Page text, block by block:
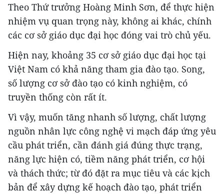
Theo Thứ trưởng Hoàng Minh Sơn, để thực hiện
nhiệm vụ quan trọng này, không ai khác, chính
các cơ sở giáo dục đại học đóng vai trò chủ yếu.
Hiện nay, khoảng 35 cơ sở giáo dục đại học tại
Việt Nam có khả năng tham gia đào tạo. Song,
số lượng cơ sở đào tạo có kinh nghiệm, có
truyền thống còn rất ít.
Vì vậy, muốn tăng nhanh số lượng, chất lượng
nguồn nhân lực công nghệ vi mạch đáp ứng yêu
cầu phát triển, cần đánh giá đúng thực trạng,
năng lực hiện có, tiềm năng phát triển, cơ hội
và thách thức; từ đó đặt ra mục tiêu và các kịch
bản để xây dựng kế hoạch đào tạo, phát triển